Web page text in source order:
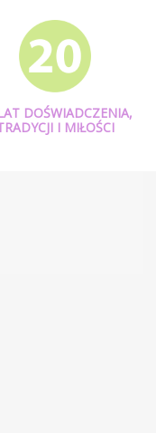
DOŚWIADCZENIA,
I MIŁOŚCI